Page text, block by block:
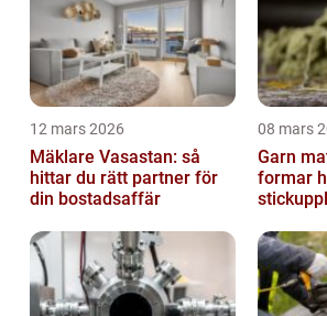
12 mars 2026
Mäklare Vasastan: så
hittar du rätt partner för
din bostadsaffär
08 mars
Garn materialet som
formar